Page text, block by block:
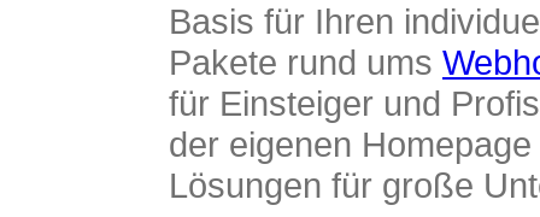
Basis für Ihren
Pakete rund ums
für Einsteiger und
der eigenen
Lösungen für große